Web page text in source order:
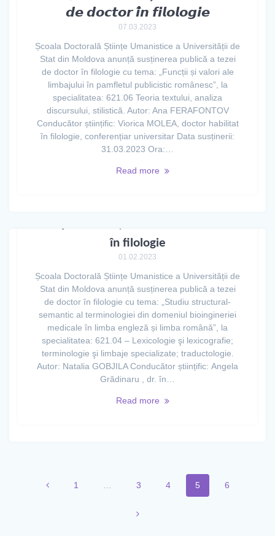
𝙙𝙚 𝙙𝙤𝙘𝙩𝙤𝙧 𝙞̂𝙣 𝙛𝙞𝙡𝙤𝙡𝙤𝙜𝙞𝙚
07.03.2023
Școala Doctorală Științe Umanistice a Universității de
Stat din Moldova anunță susținerea publică a tezei
de doctor în filologie cu tema: „Funcții și valori ale
limbajului în pamfletul publicistic românesc”, la
specialitatea: 621.06 Teoria textului, analiza
discursului, stilistică. Autor: Ana FERAFONTOV
Conducător științific: Viorica MOLEA, doctor habilitat
în filologie, conferențiar universitar Data susținerii:
31.03.2023 Ora:…
Read more
în filologie
01.02.2023
Școala Doctorală Științe Umanistice a Universității de
Stat din Moldova anunță susținerea publică a tezei
de doctor în filologie cu tema: „Studiu structural-
semantic al terminologiei din domeniul bioingineriei
medicale în limba engleză și limba română”, la
specialitatea: 621.04 – Lexicologie şi lexicografie;
terminologie şi limbaje specializate; traductologie.
Autor: Natalia GOBJILA Conducător științific: Angela
Grădinaru , dr. în…
Read more
1 … 3 4 5 6